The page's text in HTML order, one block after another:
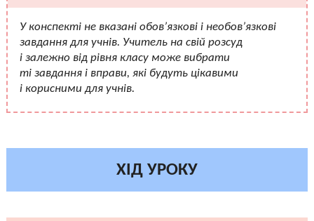
У конспекті не вказані обов’язкові і необов’язкові
завдання для учнів. Учитель на свій розсуд
і залежно від рівня класу може вибрати
ті завдання і вправи, які будуть цікавими
і корисними для учнів.
ХІД УРОКУ